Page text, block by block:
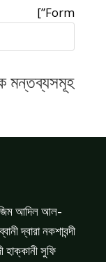
Form”]
মন্তব্যসমূহ
আদিল আল-
দ্বারা নকশাবন্দী
হাক্কানী সুফি